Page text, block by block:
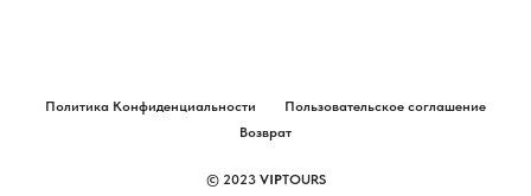
Политика Конфиденциальности
Пользовательское соглашение
Возврат
© 2023 VIPTOURS